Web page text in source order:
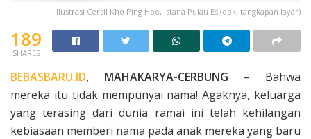
Ilustrasi Cersil Kho Ping Hoo, Istana Pulau Es (dok, tangkapan layar)
189
SHARES
BEBASBARU.ID, MAHAKARYA-CERBUNG – Bahwa
mereka itu tidak mempunyai nama! Agaknya, keluarga
yang terasing dari dunia ramai ini telah kehilangan
kebiasaan memberi nama pada anak mereka yang baru